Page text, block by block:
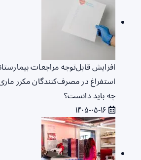
افزایش قابل‌توجه مراجعات
استفراغ در مصرف‌کنندگان مکرر
چه باید دانست؟